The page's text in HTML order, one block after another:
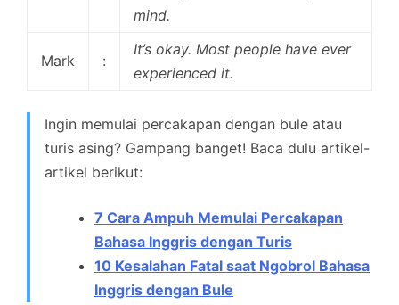
mind.
Mark :
It’s okay. Most people have ever
experienced it.
Ingin memulai percakapan dengan bule atau
turis asing? Gampang banget! Baca dulu artikel-
artikel berikut:
7 Cara Ampuh Memulai Percakapan
Bahasa Inggris dengan Turis
10 Kesalahan Fatal saat Ngobrol Bahasa
Inggris dengan Bule